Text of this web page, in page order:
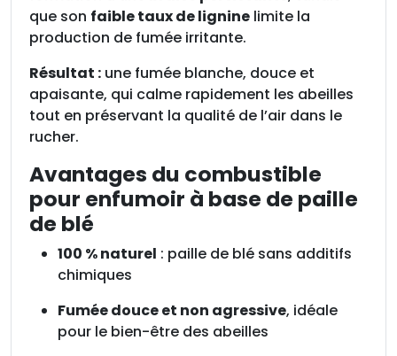
que son faible taux de lignine limite la
production de fumée irritante.
Résultat : une fumée blanche, douce et
apaisante, qui calme rapidement les abeilles
tout en préservant la qualité de l’air dans le
rucher.
Avantages du combustible
pour enfumoir à base de paille
de blé
100 % naturel : paille de blé sans additifs
chimiques
Fumée douce et non agressive, idéale
pour le bien-être des abeilles